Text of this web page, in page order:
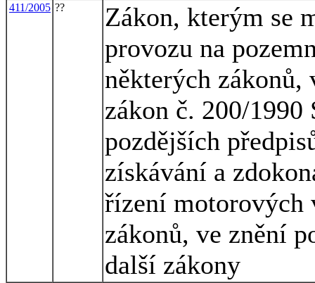
411/2005 ??
Zákon, kterým se
provozu na
některých zákonů,
zákon č. 200/1990
pozdějších
získávání a
řízení motorových
zákonů, ve znění
další zákony